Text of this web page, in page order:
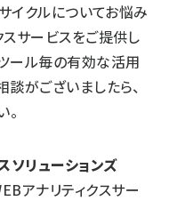
イクルについてお悩み
サービスをご提供し
ール毎の有効な活用
がございましたら、
ソリューションズ
アナリティクスサー